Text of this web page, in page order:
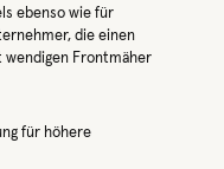
ebenso wie für
die einen
wendigen Frontmäher
für höhere